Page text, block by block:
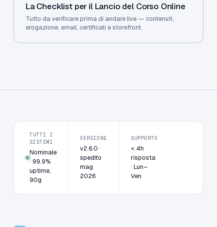
La Checklist per il Lancio del Corso Online
Tutto da verificare prima di andare live — contenuti,
erogazione, email, certificati e storefront.
TUTTI I
SISTEMI
Nominale
· 99.9%
uptime,
90g
VERSIONE
v2.6.0 ·
spedito
mag
2026
SUPPORTO
< 4h
risposta
· Lun–
Ven